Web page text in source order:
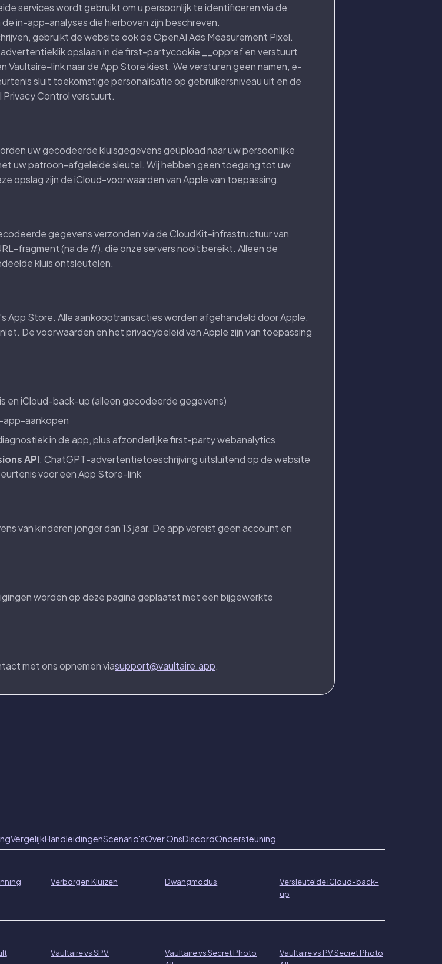
services wordt gebruikt om u persoonlijk te identificeren via de
in-app-analyses die hierboven zijn beschreven.
gebruikt de website ook de OpenAI Ads Measurement Pixel.
opslaan in de first-partycookie __oppref en verstuurt
link naar de App Store kiest. We versturen geen namen, e-
sluit toekomstige personalisatie op gebruikersniveau uit en de
Control verstuurt.
uw gecodeerde kluisgegevens geüpload naar uw persoonlijke
uw patroon-afgeleide sleutel. Wij hebben geen toegang tot uw
opslag zijn de iCloud-voorwaarden van Apple van toepassing.
gegevens verzonden via de CloudKit-infrastructuur van
fragment (na de #), die onze servers nooit bereikt. Alleen de
kluis ontsleutelen.
App Store. Alle aankooptransacties worden afgehandeld door Apple.
De voorwaarden en het privacybeleid van Apple zijn van toepassing
en iCloud-back-up (alleen gecodeerde gegevens)
app-aankopen
in de app, plus afzonderlijke first-party webanalytics
API: ChatGPT-advertentietoeschrijving uitsluitend op de website
voor een App Store-link
van kinderen jonger dan 13 jaar. De app vereist geen account en
worden op deze pagina geplaatst met een bijgewerkte
met ons opnemen viasupport@vaultaire.app.
VergelijkHandleidingenScenario'sOver OnsDiscordOndersteuning
Verborgen Kluizen Dwangmodus
Versleutelde iCloud-back-
up
Vaultaire vs SPV
Vaultaire vs Secret Photo
Vaultaire vs PV Secret Photo